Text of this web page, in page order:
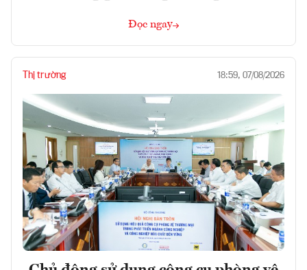
Đọc ngay
Thị trường 18:59, 07/08/2026